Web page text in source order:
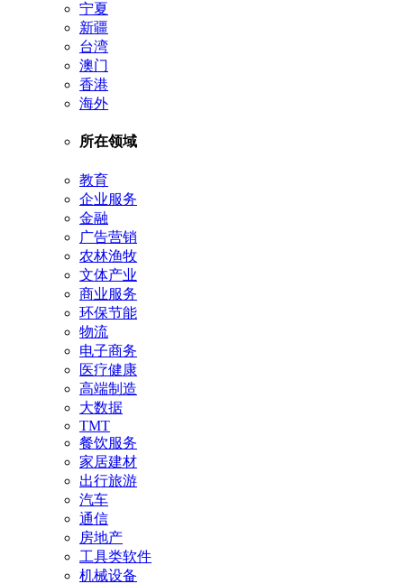
宁夏
新疆
台湾
澳门
香港
海外
所在领域
教育
企业服务
金融
广告营销
农林渔牧
文体产业
商业服务
环保节能
物流
电子商务
医疗健康
高端制造
大数据
TMT
餐饮服务
家居建材
出行旅游
汽车
通信
房地产
工具类软件
机械设备